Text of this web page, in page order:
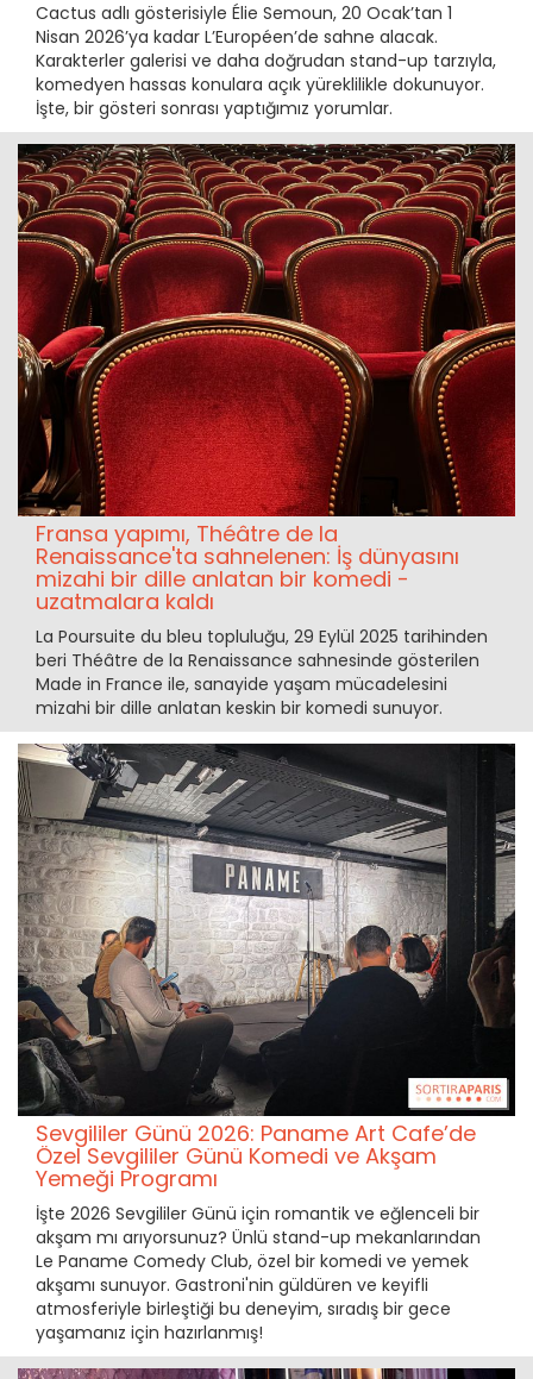
Cactus adlı gösterisiyle Élie Semoun, 20 Ocak’tan 1
Nisan 2026’ya kadar L’Européen’de sahne alacak.
Karakterler galerisi ve daha doğrudan stand-up tarzıyla,
komedyen hassas konulara açık yüreklilikle dokunuyor.
İşte, bir gösteri sonrası yaptığımız yorumlar.
Fransa yapımı, Théâtre de la
Renaissance'ta sahnelenen: İş dünyasını
mizahi bir dille anlatan bir komedi -
uzatmalara kaldı
La Poursuite du bleu topluluğu, 29 Eylül 2025 tarihinden
beri Théâtre de la Renaissance sahnesinde gösterilen
Made in France ile, sanayide yaşam mücadelesini
mizahi bir dille anlatan keskin bir komedi sunuyor.
Sevgililer Günü 2026: Paname Art Cafe’de
Özel Sevgililer Günü Komedi ve Akşam
Yemeği Programı
İşte 2026 Sevgililer Günü için romantik ve eğlenceli bir
akşam mı arıyorsunuz? Ünlü stand-up mekanlarından
Le Paname Comedy Club, özel bir komedi ve yemek
akşamı sunuyor. Gastroni'nin güldüren ve keyifli
atmosferiyle birleştiği bu deneyim, sıradış bir gece
yaşamanız için hazırlanmış!